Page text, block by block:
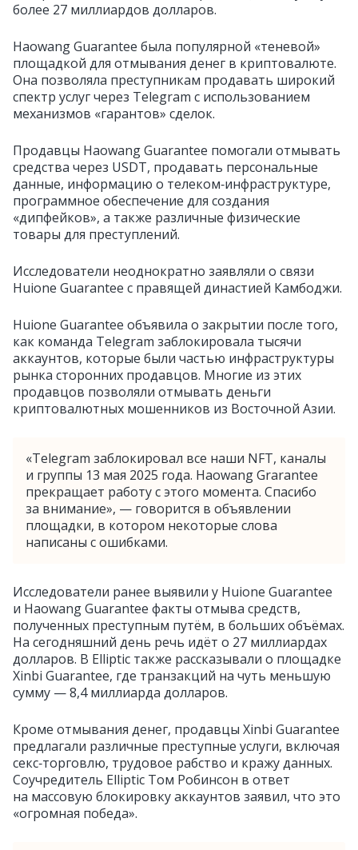
более 27 миллиардов долларов.
Haowang Guarantee была популярной «теневой»
площадкой для отмывания денег в криптовалюте.
Она позволяла преступникам продавать широкий
спектр услуг через Telegram с использованием
механизмов «гарантов» сделок.
Продавцы Haowang Guarantee помогали отмывать
средства через USDT, продавать персональные
данные, информацию о телеком‑инфраструктуре,
программное обеспечение для создания
«дипфейков», а также различные физические
товары для преступлений.
Исследователи неоднократно заявляли о связи
Huione Guarantee с правящей династией Камбоджи.
Huione Guarantee объявила о закрытии после того,
как команда Telegram заблокировала тысячи
аккаунтов, которые были частью инфраструктуры
рынка сторонних продавцов. Многие из этих
продавцов позволяли отмывать деньги
криптовалютных мошенников из Восточной Азии.
«Telegram заблокировал все наши NFT, каналы
и группы 13 мая 2025 года. Haowang Grarantee
прекращает работу с этого момента. Спасибо
за внимание», — говорится в объявлении
площадки, в котором некоторые слова
написаны с ошибками.
Исследователи ранее выявили у Huione Guarantee
и Haowang Guarantee факты отмыва средств,
полученных преступным путём, в больших объёмах.
На сегодняшний день речь идёт о 27 миллиардах
долларов. В Elliptic также рассказывали о площадке
Xinbi Guarantee, где транзакций на чуть меньшую
сумму — 8,4 миллиарда долларов.
Кроме отмывания денег, продавцы Xinbi Guarantee
предлагали различные преступные услуги, включая
секс‑торговлю, трудовое рабство и кражу данных.
Соучредитель Elliptic Том Робинсон в ответ
на массовую блокировку аккаунтов заявил, что это
«огромная победа».